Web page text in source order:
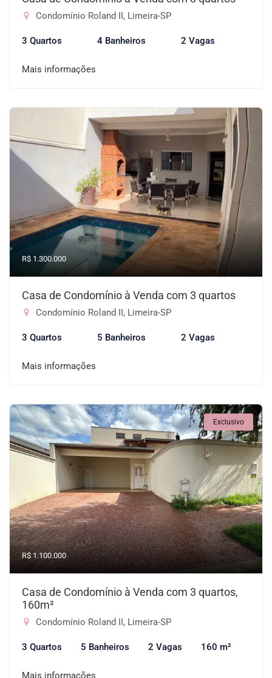
Condomínio Roland II, Limeira-SP
3 Quartos 4 Banheiros 2 Vagas
Mais informações
R$ 1.300.000
Casa de Condomínio à Venda com 3 quartos
Condomínio Roland II, Limeira-SP
3 Quartos 5 Banheiros 2 Vagas
Mais informações
Exclusivo
R$ 1.100.000
Casa de Condomínio à Venda com 3 quartos,
160m²
Condomínio Roland II, Limeira-SP
3 Quartos 5 Banheiros 2 Vagas 160 m²
Mais informações